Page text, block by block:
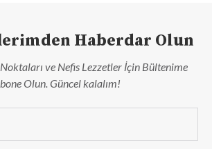
Haberdar Olun
ve Nefis Lezzetler İçin Bültenime
Olun. Güncel kalalım!